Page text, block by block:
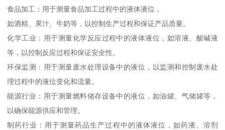
食品加工：用于测量食品加工过程中的液体液位，
如酒精、果汁、牛奶等，以控制生产过程和保证产品质量。
化学工业：用于测量化学反应过程中的液体液位，如溶液、酸碱液
等，以控制反应过程和保证安全性。
环保监测：用于测量废水处理设备中的液位，以监测和控制废水处
理过程中的液位变化和流量。
能源行业：用于测量燃料储存设备中的液位，如油罐、气储罐等，
以确保能源供应和管理。
制药行业：用于测量药品生产过程中的液体液位，如药液、溶剂